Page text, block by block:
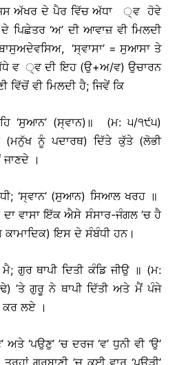
ਜਿਸ ਅੱਖਰ ਦੇ ਪੈਰ ਵਿੱਚ ਅੱਧਾ ੍ਵ ਹੋਵੇ
‘ਅ’ ਦੀ ਆਵਾਜ਼ ਵੀ ਮਿਲਦੀ
‘ਸ੍ਵਾਸਾ’ = ਸੁਆਸਾ ਤੇ
ਵ ੍ਵ ਦੀ ਇਹ (ਉ+ਅ/ਵ) ਉਚਾਰਨ
ਵਿੱਚੋਂ ਵੀ ਮਿਲਦੀ ਹੈ; ਜਿਵੇਂ ਕਿ
‘ਸੁਆਨ’ (ਸ੍ਵਾਨ)॥ (ਮ: ੫/੧੯੫)
ਨੂੰ ਪਦਾਰਥ) ਦਿੱਤੇ ਕੁੱਤੇ (ਲੋਭੀ
।
‘ਸ੍ਵਾਨ’ (ਸੁਆਨ) ਸਿਆਲ ਖਰਹ ॥
ਵਾਸਾ ਇੱਕ ਐਸੇ ਸੰਸਾਰ-ਜੰਗਲ ’ਚ ਹੈ
ਇਸ ਦੇ ਸੰਬੰਧੀ ਹਨ।
ਗੁਰ ਥਾਪੀ ਦਿਤੀ ਕੰਡਿ ਜੀਉ ॥ (ਮ:
’ਤੇ ਗੁਰੂ ਨੇ ਥਾਪੀ ਦਿੱਤੀ ਅਤੇ ਮੈਂ ਪੰਜੇ
ਕਰ ਲਏ ।
‘ਪਉਣੁ’ ’ਚ ਦਰਜ ‘ਵ’ ਧੁਨੀ ਵੀ ‘ਉ’
ਗੁਰਬਾਣੀ ’ਚ ਕਈ ਵਾਰ ‘ਪਉੜੀ’